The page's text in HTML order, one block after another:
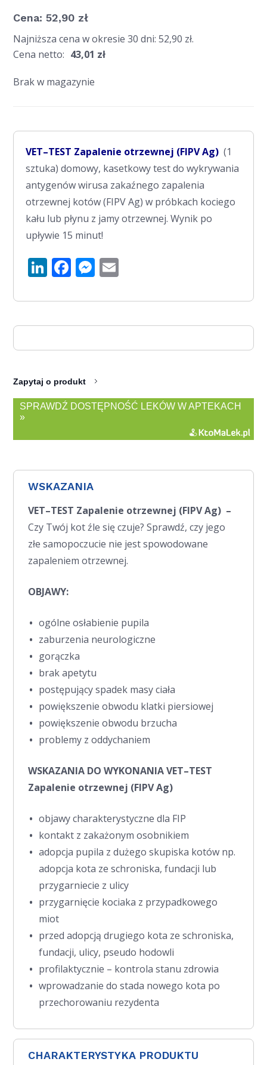
Cena:52,90 zł
Najniższa cena w okresie 30 dni:52,90 zł.
Cena netto: 43,01 zł
Brak w magazynie
VET–TEST Zapalenie otrzewnej (FIPV Ag) (1
sztuka) domowy, kasetkowy test do wykrywania
antygenów wirusa zakaźnego zapalenia
otrzewnej kotów (FIPV Ag) w próbkach kociego
kału lub płynu z jamy otrzewnej. Wynik po
upływie 15 minut!
LinkedIn
Facebook
Messenger
Zapytaj o produkt
SPRAWDŹ DOSTĘPNOŚĆ LEKÓW W APTEKACH
»
WSKAZANIA
VET–TEST Zapalenie otrzewnej (FIPV Ag) –
Czy Twój kot źle się czuje? Sprawdź, czy jego
złe samopoczucie nie jest spowodowane
zapaleniem otrzewnej.
OBJAWY:
ogólne osłabienie pupila
zaburzenia neurologiczne
gorączka
brak apetytu
postępujący spadek masy ciała
powiększenie obwodu klatki piersiowej
powiększenie obwodu brzucha
problemy z oddychaniem
WSKAZANIA DO WYKONANIAVET–TEST
Zapalenie otrzewnej (FIPV Ag)
objawy charakterystyczne dla FIP
kontakt z zakażonym osobnikiem
adopcja pupila z dużego skupiska kotów np.
adopcja kota ze schroniska, fundacji lub
przygarniecie z ulicy
przygarnięcie kociaka z przypadkowego
miot
przed adopcją drugiego kota ze schroniska,
fundacji, ulicy, pseudo hodowli
profilaktycznie – kontrola stanu zdrowia­­­­
wprowadzanie do stada nowego kota po
przechorowaniu rezydenta
CHARAKTERYSTYKA PRODUKTU